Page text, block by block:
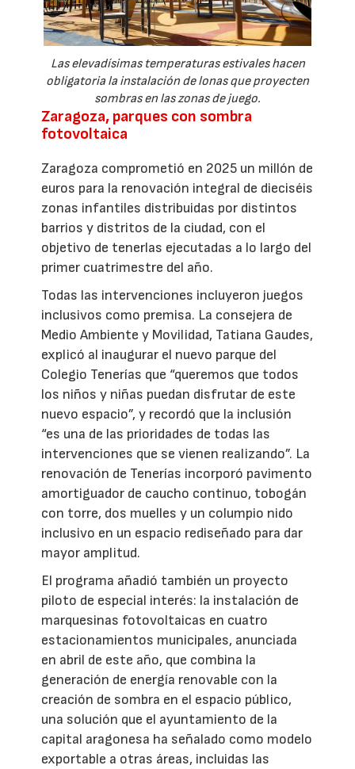
Las elevadísimas temperaturas estivales hacen
obligatoria la instalación de lonas que proyecten
sombras en las zonas de juego.
Zaragoza, parques con sombra
fotovoltaica
Zaragoza comprometió en 2025 un millón de
euros para la renovación integral de dieciséis
zonas infantiles distribuidas por distintos
barrios y distritos de la ciudad, con el
objetivo de tenerlas ejecutadas a lo largo del
primer cuatrimestre del año.
Todas las intervenciones incluyeron juegos
inclusivos como premisa. La consejera de
Medio Ambiente y Movilidad, Tatiana Gaudes,
explicó al inaugurar el nuevo parque del
Colegio Tenerías que “queremos que todos
los niños y niñas puedan disfrutar de este
nuevo espacio”, y recordó que la inclusión
“es una de las prioridades de todas las
intervenciones que se vienen realizando”. La
renovación de Tenerías incorporó pavimento
amortiguador de caucho continuo, tobogán
con torre, dos muelles y un columpio nido
inclusivo en un espacio rediseñado para dar
mayor amplitud.
El programa añadió también un proyecto
piloto de especial interés: la instalación de
marquesinas fotovoltaicas en cuatro
estacionamientos municipales, anunciada
en abril de este año, que combina la
generación de energía renovable con la
creación de sombra en el espacio público,
una solución que el ayuntamiento de la
capital aragonesa ha señalado como modelo
exportable a otras áreas, incluidas las